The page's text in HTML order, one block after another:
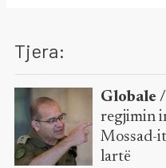
Tjera:
Globale /
regjimin
Mossad-
lartë